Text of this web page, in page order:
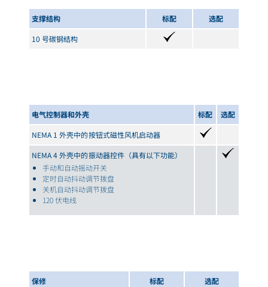
支撑结构 标配
选配
10 号碳钢结构
电气控制器和外壳 标配
选配
NEMA 1 外壳中的按钮式磁性风机启动器
NEMA 4 外壳中的振动器控件（具有以下功能）
手动和自动摇动开关
定时自动抖动调节拨盘
关机自动抖动调节拨盘
120 伏电线
保修 标配
选配